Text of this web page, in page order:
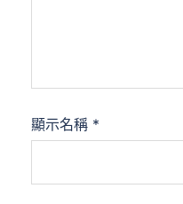
顯示名稱 *